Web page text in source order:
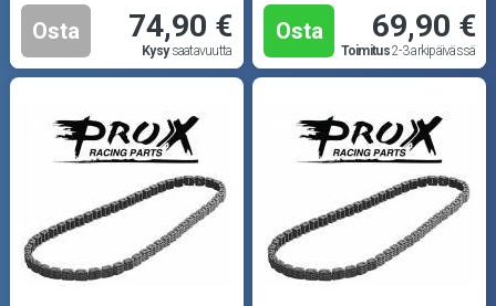
Osta 74,90 €
Kysysaatavuutta
Osta 69,90 €
Toimitus2-3 arkipäivässä